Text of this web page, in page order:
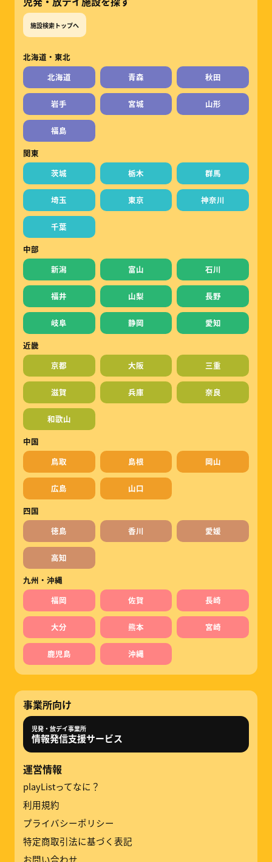
施設検索トップへ
北海道・東北
北海道
青森 秋田
岩手 宮城 山形
福島
関東
茨城
栃木 群馬
埼玉 東京 神奈川
千葉
中部
新潟
富山 石川
福井 山梨 長野
岐阜 静岡
愛知
近畿
京都
大阪 三重
滋賀 兵庫 奈良
和歌山
中国
鳥取
島根 岡山
広島
山口
四国
徳島
香川 愛媛
高知
九州・沖縄
福岡
佐賀 長崎
大分 熊本 宮崎
鹿児島 沖縄
事業所向け
児発・放デイ事業所
情報発信支援サービス
運営情報
playListってなに？
利用規約
プライバシーポリシー
特定商取引法に基づく表記